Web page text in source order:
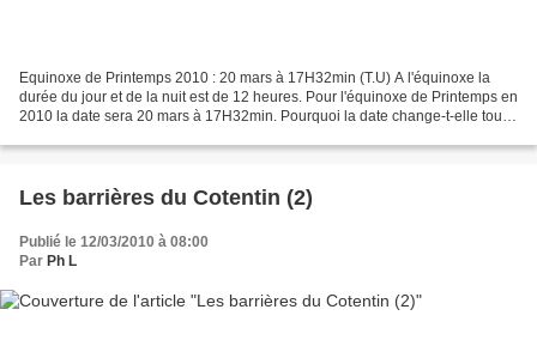
Equinoxe de Printemps 2010 : 20 mars à 17H32min (T.U) A l'équinoxe la
durée du jour et de la nuit est de 12 heures. Pour l'équinoxe de Printemps en
2010 la date sera 20 mars à 17H32min. Pourquoi la date change-t-elle tous
Les barrières du Cotentin (2)
Publié le 12/03/2010 à 08:00
Par Ph L